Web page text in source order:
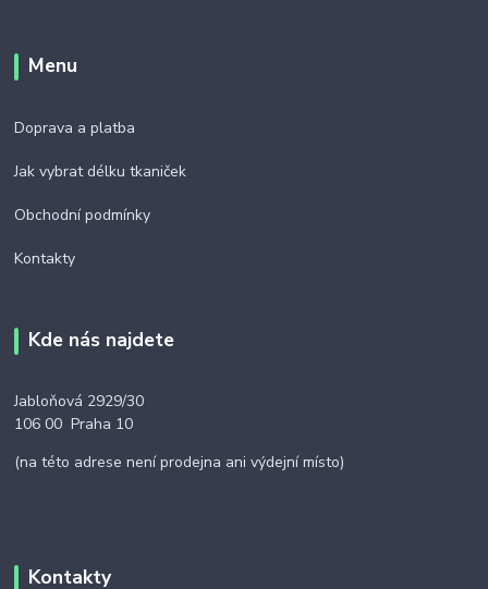
Menu
Doprava a platba
Jak vybrat délku tkaniček
Obchodní podmínky
Kontakty
Kde nás najdete
Jabloňová 2929/30
106 00 Praha 10
(na této adrese není prodejna ani výdejní místo)
Kontakty